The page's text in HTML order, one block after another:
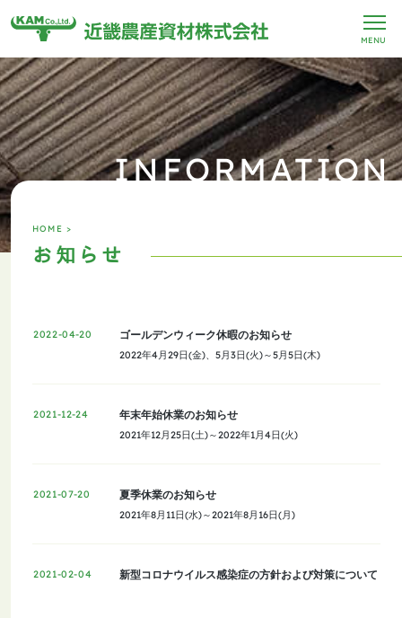
MENU
INFORMATION
HOME >
お知らせ
2022-04-20 ゴールデンウィーク休暇のお知らせ
2022年4月29日(金)、5月3日(火)～5月5日(木)
2021-12-24 年末年始休業のお知らせ
2021年12月25日(土)～2022年1月4日(火)
2021-07-20 夏季休業のお知らせ
2021年8月11日(水)～2021年8月16日(月)
2021-02-04 新型コロナウイルス感染症の方針および対策について